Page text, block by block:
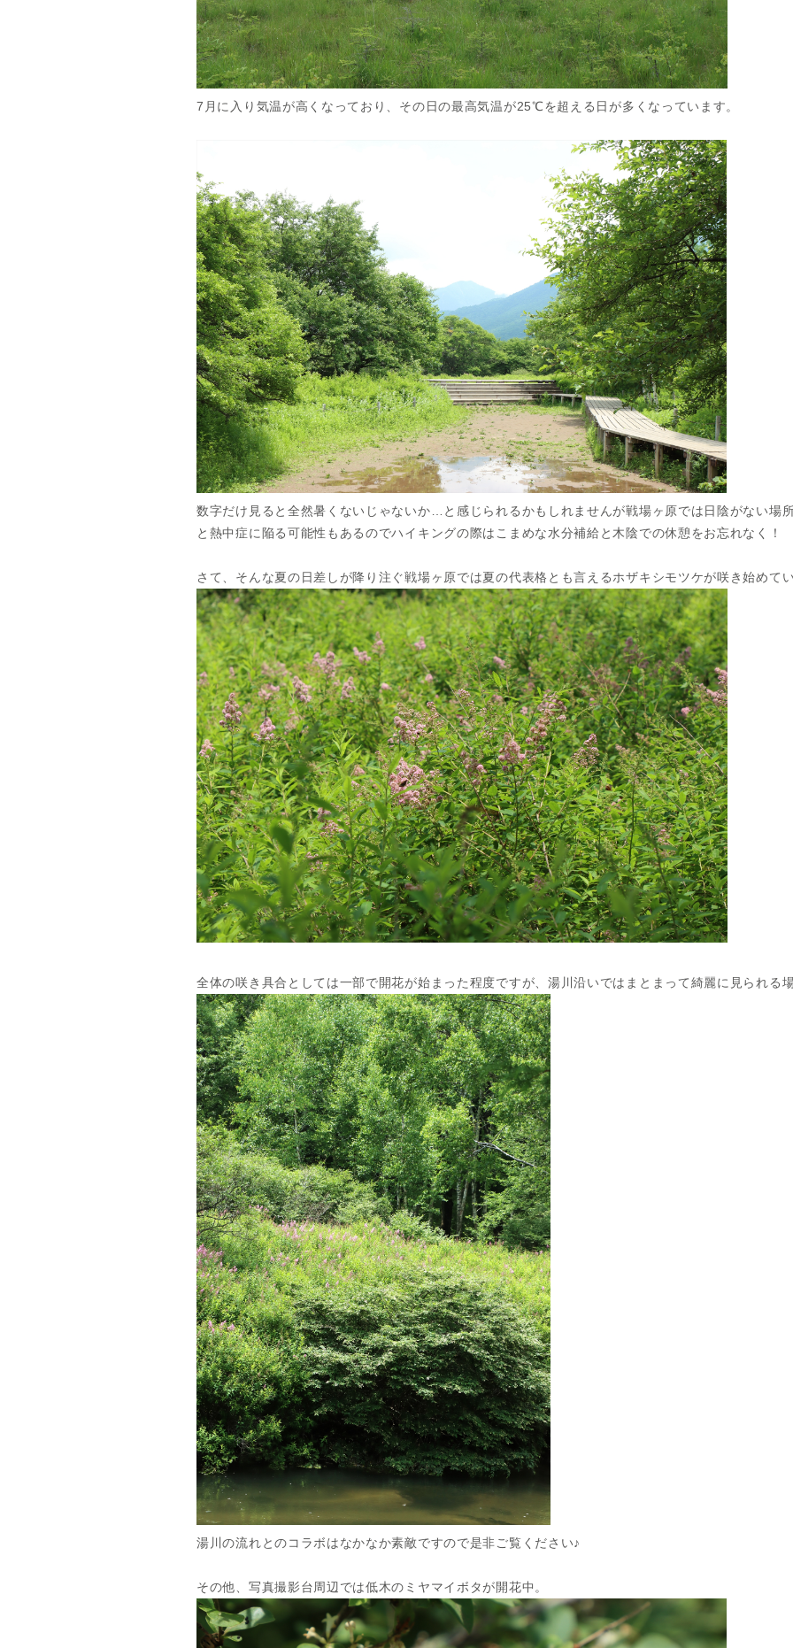
7月に入り気温が高くなっており、その日の最高気温が25℃を超える日が多くなっています。
数字だけ見ると全然暑くないじゃないか…と感じられるかもしれませんが戦場ヶ原では日陰がない場
と熱中症に陥る可能性もあるのでハイキングの際はこまめな水分補給と木陰での休憩をお忘れなく！
さて、そんな夏の日差しが降り注ぐ戦場ヶ原では夏の代表格とも言えるホザキシモツケが咲き始めて
全体の咲き具合としては一部で開花が始まった程度ですが、湯川沿いではまとまって綺麗に見られる
湯川の流れとのコラボはなかなか素敵ですので是非ご覧ください♪
その他、写真撮影台周辺では低木のミヤマイボタが開花中。